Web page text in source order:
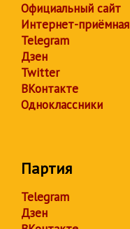
Официальный сайт
Интернет-приёмная
Telegram
Дзен
Twitter
ВКонтакте
Одноклассники
Партия
Telegram
Дзен